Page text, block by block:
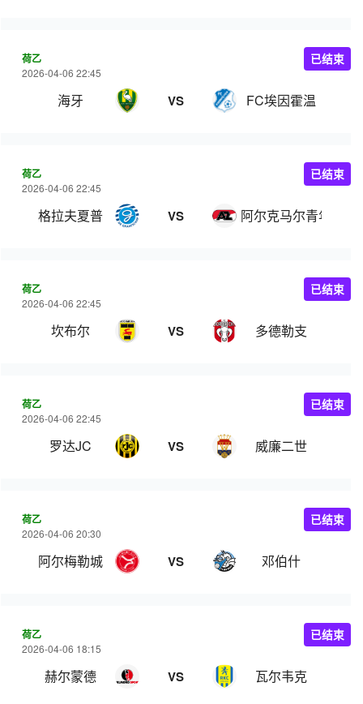
荷乙
2026-04-06 22:45
海牙 VS FC埃因霍温
已结束
荷乙
2026-04-06 22:45
格拉夫夏普 VS 阿尔克马尔青年队
已结束
荷乙
2026-04-06 22:45
坎布尔 VS 多德勒支
已结束
荷乙
2026-04-06 22:45
罗达JC VS 威廉二世
已结束
荷乙
2026-04-06 20:30
阿尔梅勒城 VS 邓伯什
已结束
荷乙
2026-04-06 18:15
赫尔蒙德 VS 瓦尔韦克
已结束